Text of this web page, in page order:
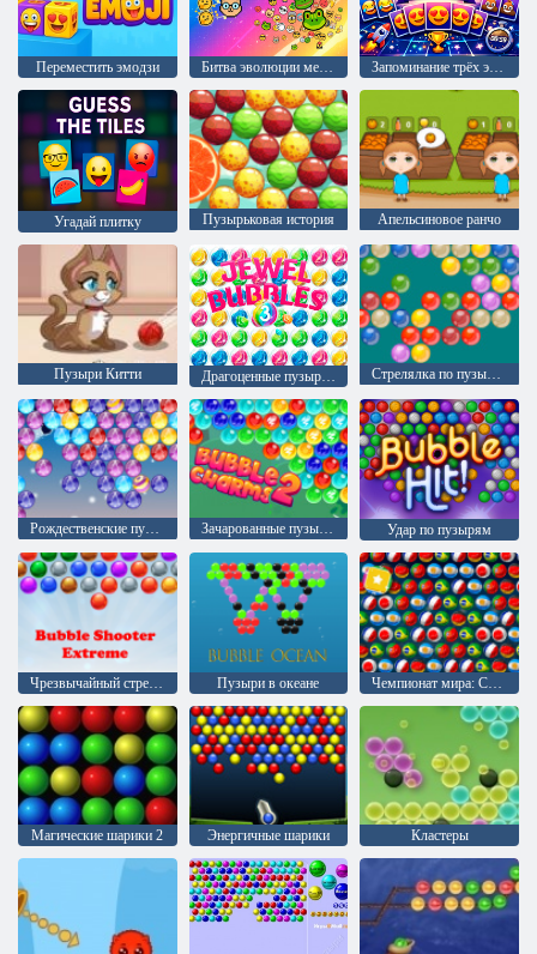
Переместить эмодзи Битва эволюции мемов Запоминание трёх эмодзи
Угадай плитку Пузырьковая история Апельсиновое ранчо
Пузыри Китти Драгоценные пузыри 3 Стрелялка по пузырям
Рождественские пузыри Зачарованные пузыри 2 Удар по пузырям
Чрезвычайный стрелок пузыря Пузыри в океане Чемпионат мира: Стрельба по пузырям
Магические шарики 2 Энергичные шарики Кластеры